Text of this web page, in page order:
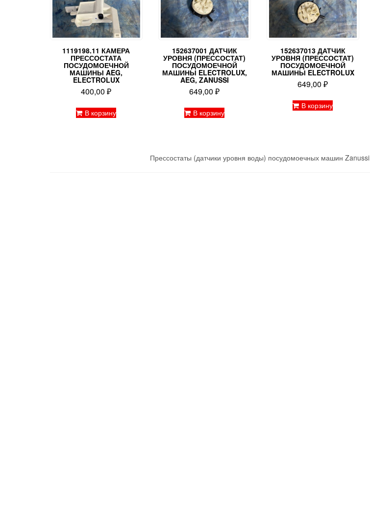
1119198.11 КАМЕРА
ПРЕССОСТАТА
ПОСУДОМОЕЧНОЙ
МАШИНЫ AEG,
ELECTROLUX
400,00₽
В корзину
152637001 ДАТЧИК
УРОВНЯ (ПРЕССОСТАТ)
ПОСУДОМОЕЧНОЙ
МАШИНЫ ELECTROLUX,
AEG, ZANUSSI
649,00₽
В корзину
152637013 ДАТЧИК
УРОВНЯ (ПРЕССОСТАТ)
ПОСУДОМОЕЧНОЙ
МАШИНЫ ELECTROLUX
649,00₽
В корзину
Прессостаты (датчики уровня воды) посудомоечных машин Zanussi